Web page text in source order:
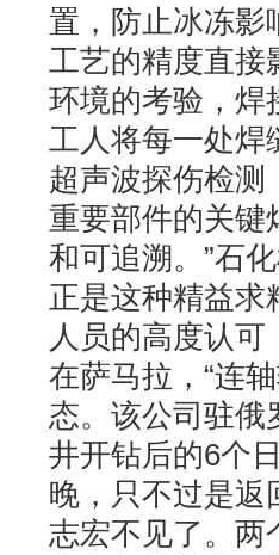
置，防止冰冻影
工艺的精度直接
环境的考验，焊
工人将每一处焊
超声波探伤检测
重要部件的关键
和可追溯。”石
正是这种精益求
人员的高度认
在萨马拉，“连
态。该公司驻俄
井开钻后的6个
晚，只不过是
志宏不见了。两